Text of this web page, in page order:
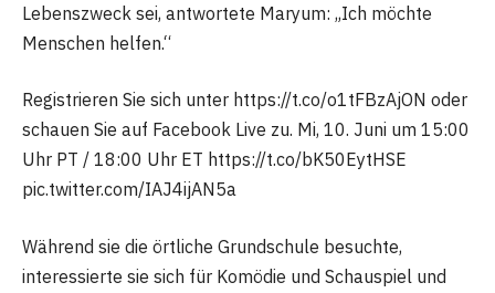
Lebenszweck sei, antwortete Maryum: „Ich möchte
Menschen helfen.“
Registrieren Sie sich unter https://t.co/o1tFBzAjON oder
schauen Sie auf Facebook Live zu. Mi, 10. Juni um 15:00
Uhr PT / 18:00 Uhr ET https://t.co/bK50EytHSE
pic.twitter.com/IAJ4ijAN5a
Während sie die örtliche Grundschule besuchte,
interessierte sie sich für Komödie und Schauspiel und